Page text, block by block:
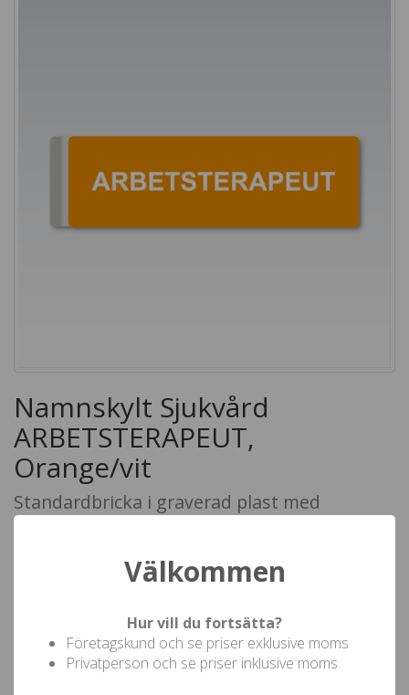
Namnskylt Sjukvård
ARBETSTERAPEUT,
Orange/vit
Standardbricka i graverad plast med
Standard sjukvårdsbricka i graverad plast med metallklämma.
Antal St
1 5 10
20
Välkommen
Hur vill du fortsätta?
Företagskund och se priser exklusive moms
Privatperson och se priser inklusive moms